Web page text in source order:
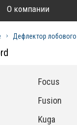
О компании
Дефлектор лобового
Focus
Fusion
Kuga